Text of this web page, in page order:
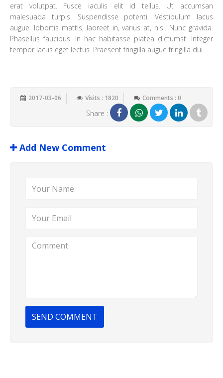
erat volutpat. Fusce iaculis elit id tellus. Ut accumsan
malesuada turpis. Suspendisse potenti. Vestibulum lacus
augue, lobortis mattis, laoreet in, varius at, nisi. Nunc gravida.
Phasellus faucibus. In hac habitasse platea dictumst. Integer
tempor lacus eget lectus. Praesent fringilla augue fringilla dui.
2017-03-06 Visits : 1820 Comments : 0
Share :
Add New Comment
SEND COMMENT